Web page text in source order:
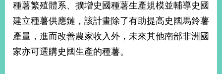
種薯繁殖體系、擴增史國種薯生產規模並輔導史國
建立種薯供應鏈，該計畫除了有助提高史國馬鈴薯
產量，進而改善農家收入外，未來其他南部非洲國
家亦可選購史國生產的種薯。